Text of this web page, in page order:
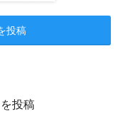
投稿
投稿